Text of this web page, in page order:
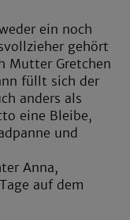
ein noch
gehört
Mutter Gretchen
füllt sich der
anders als
eine Bleibe,
und
Anna,
auf dem